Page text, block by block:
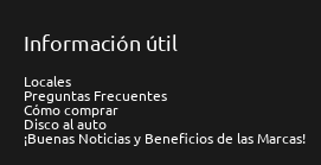
Información útil
Locales
Preguntas Frecuentes
Cómo comprar
Disco al auto
¡Buenas Noticias y Beneficios de las Marcas!